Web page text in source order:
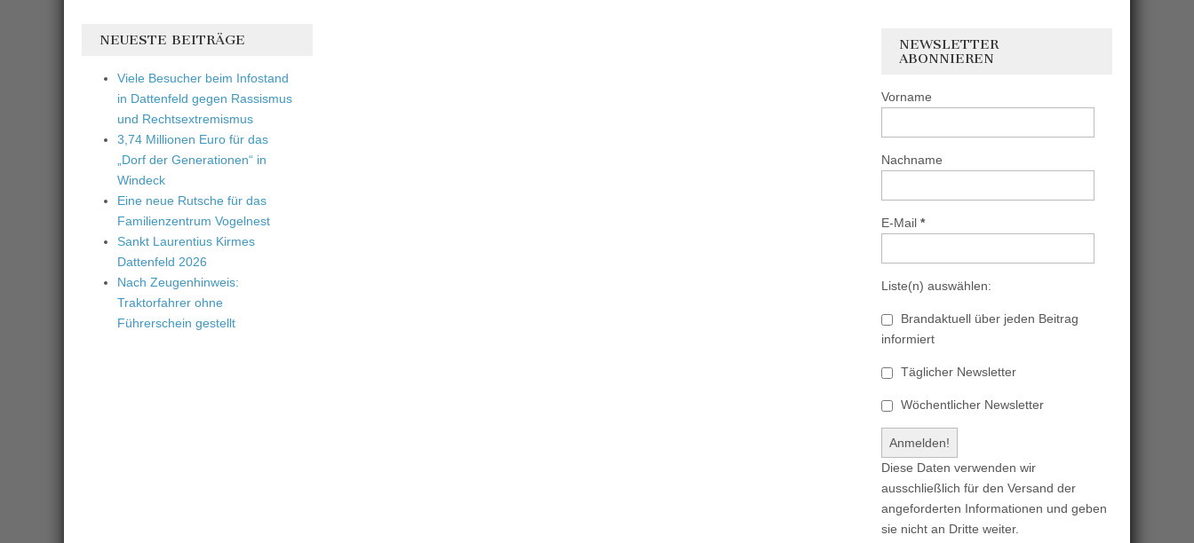
NEUESTE BEITRÄGE
Viele Besucher beim Infostand
in Dattenfeld gegen Rassismus
und Rechtsextremismus
3,74 Millionen Euro für das
„Dorf der Generationen“ in
Windeck
Eine neue Rutsche für das
Familienzentrum Vogelnest
Sankt Laurentius Kirmes
Dattenfeld 2026
Nach Zeugenhinweis:
Traktorfahrer ohne
Führerschein gestellt
NEWSLETTER
ABONNIEREN
Vorname
Nachname
E-Mail *
Liste(n) auswählen:
Brandaktuell über jeden Beitrag
informiert
Täglicher Newsletter
Wöchentlicher Newsletter
Diese Daten verwenden wir
ausschließlich für den Versand der
angeforderten Informationen und geben
sie nicht an Dritte weiter.